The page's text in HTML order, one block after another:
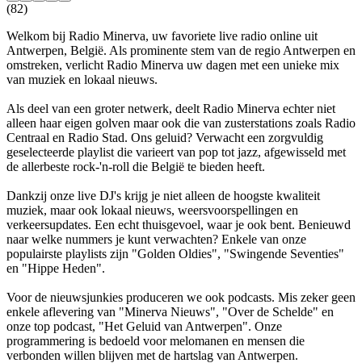
(82)
Welkom bij Radio Minerva, uw favoriete live radio online uit
Antwerpen, België. Als prominente stem van de regio Antwerpen en
omstreken, verlicht Radio Minerva uw dagen met een unieke mix
van muziek en lokaal nieuws.
Als deel van een groter netwerk, deelt Radio Minerva echter niet
alleen haar eigen golven maar ook die van zusterstations zoals Radio
Centraal en Radio Stad. Ons geluid? Verwacht een zorgvuldig
geselecteerde playlist die varieert van pop tot jazz, afgewisseld met
de allerbeste rock-'n-roll die België te bieden heeft.
Dankzij onze live DJ's krijg je niet alleen de hoogste kwaliteit
muziek, maar ook lokaal nieuws, weersvoorspellingen en
verkeersupdates. Een echt thuisgevoel, waar je ook bent. Benieuwd
naar welke nummers je kunt verwachten? Enkele van onze
populairste playlists zijn "Golden Oldies", "Swingende Seventies"
en "Hippe Heden".
Voor de nieuwsjunkies produceren we ook podcasts. Mis zeker geen
enkele aflevering van "Minerva Nieuws", "Over de Schelde" en
onze top podcast, "Het Geluid van Antwerpen". Onze
programmering is bedoeld voor melomanen en mensen die
verbonden willen blijven met de hartslag van Antwerpen.